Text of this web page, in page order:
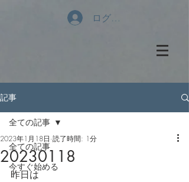
ログイン
記事
全ての記事
今すぐ始める
全ての記事
20230118
2023年1月18日 読了時間: 1分
昨日は